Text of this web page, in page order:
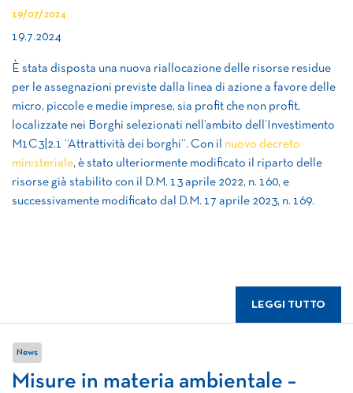
19/07/2024
19.7.2024
È stata disposta una nuova riallocazione delle risorse residue
per le assegnazioni previste dalla linea di azione a favore delle
micro, piccole e medie imprese, sia profit che non profit,
localizzate nei Borghi selezionati nell’ambito dell’Investimento
M1C3|2.1 “Attrattività dei borghi”. Con il nuovo decreto
ministeriale, è stato ulteriormente modificato il riparto delle
risorse già stabilito con il D.M. 13 aprile 2022, n. 160, e
successivamente modificato dal D.M. 17 aprile 2023, n. 169.
LEGGI TUTTO
News
Misure in materia ambientale –